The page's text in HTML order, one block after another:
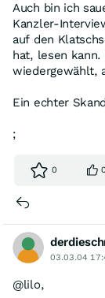
Auch bin ich
Kanzler-
auf den
hat, lesen
wiedergewählt,
Ein echter
;
0 0
03.03.04
@lilo,